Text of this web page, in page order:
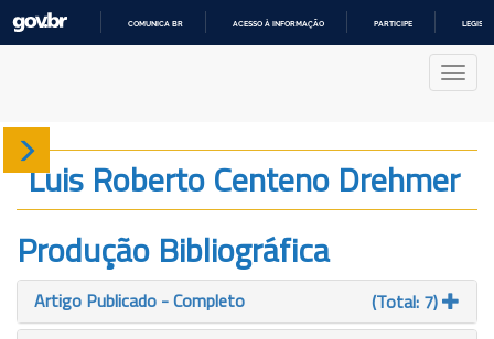
COMUNICA BR ACESSO À INFORMAÇÃO PARTICIPE
Sobre
Produção
Projetos
Gráficos
Luis Roberto Centeno Drehmer
Produção Bibliográfica
Artigo Publicado - Completo
(Total: 7)